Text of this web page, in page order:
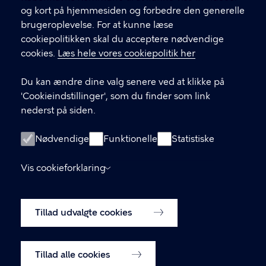
og kort på hjemmesiden og forbedre den generelle
brugeroplevelse. For at kunne læse
cookiepolitikken skal du acceptere nødvendige
cookies. Læs hele vores cookiepolitik her
Du kan ændre dine valg senere ved at klikke på
'Cookieindstillinger', som du finder som link
nederst på siden.
Nødvendige Funktionelle Statistiske
Vis cookieforklaring
Tillad udvalgte cookies
Tillad alle cookies
GENVEJE
Digital Post
Databeskyttelse
Tilgængelighedserklæring
Om hjemmesiden
Cookiepolitik